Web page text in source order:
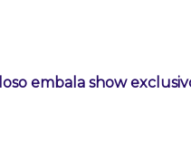
embala show